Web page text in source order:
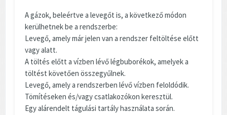
A gázok, beleértve a levegőt is, a következő módon
kerülhetnek be a rendszerbe:
Levegő, amely már jelen van a rendszer feltöltése előtt
vagy alatt.
A töltés előtt a vízben lévő légbuborékok, amelyek a
töltést követően összegyűlnek.
Levegő, amely a rendszerben lévő vízben feloldódik.
Tömítéseken és/vagy csatlakozókon keresztül.
Egy alárendelt tágulási tartály használata során.